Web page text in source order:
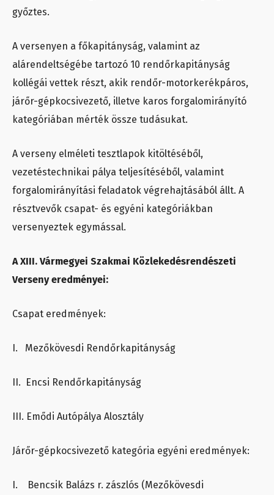
győztes.
A versenyen a főkapitányság, valamint az
alárendeltségébe tartozó 10 rendőrkapitányság
kollégái vettek részt, akik rendőr-motorkerékpáros,
járőr-gépkocsivezető, illetve karos forgalomirányító
kategóriában mérték össze tudásukat.
A verseny elméleti tesztlapok kitöltéséből,
vezetéstechnikai pálya teljesítéséből, valamint
forgalomirányítási feladatok végrehajtásából állt. A
résztvevők csapat- és egyéni kategóriákban
versenyeztek egymással.
A XIII. Vármegyei Szakmai Közlekedésrendészeti
Verseny eredményei:
Csapat eredmények:
I. Mezőkövesdi Rendőrkapitányság
II. Encsi Rendőrkapitányság
III. Emődi Autópálya Alosztály
Járőr-gépkocsivezető kategória egyéni eredmények:
I. Bencsik Balázs r. zászlós (Mezőkövesdi